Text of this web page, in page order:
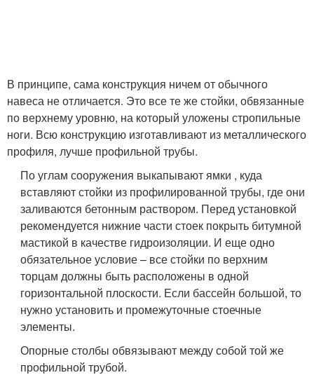
В принципе, сама конструкция ничем от обычного
навеса не отличается. Это все те же стойки, обвязанные
по верхнему уровню, на который уложены стропильные
ноги. Всю конструкцию изготавливают из металлического
профиля, лучше профильной трубы.
По углам сооружения выкапывают ямки , куда
вставляют стойки из профилированной трубы, где они
заливаются бетонным раствором. Перед установкой
рекомендуется нижние части стоек покрыть битумной
мастикой в качестве гидроизоляции. И еще одно
обязательное условие – все стойки по верхним
торцам должны быть расположены в одной
горизонтальной плоскости. Если бассейн большой, то
нужно установить и промежуточные стоечные
элементы.
Опорные столбы обвязывают между собой той же
профильной трубой.